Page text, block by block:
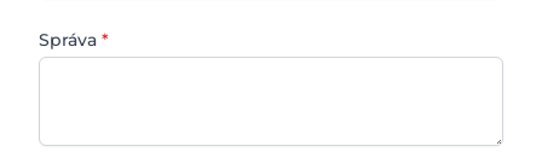
Správa *